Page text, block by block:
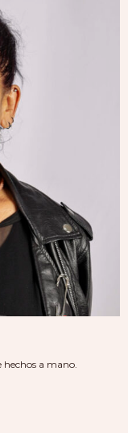
a mano.